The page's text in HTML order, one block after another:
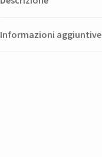
Informazioni aggiuntive